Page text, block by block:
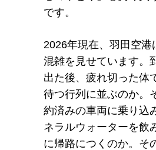
です。
2026年現在、羽田空港
混雑を見せています。
出た後、疲れ切った体
待つ行列に並ぶのか。
約済みの車両に乗り込
ネラルウォーターを飲
に帰路につくのか。そ